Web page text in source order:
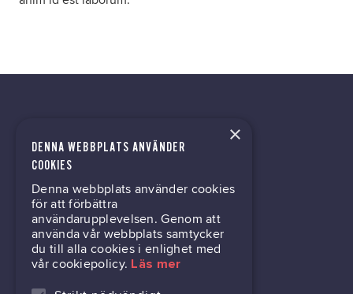
tech@hoy.se
031-63 64 80
Mölndalsvägen 30B
Box 24061
400 22 Göteborg
×
DENNA WEBBPLATS ANVÄNDER
COOKIES
Denna webbplats använder cookies
för att förbättra
användarupplevelsen. Genom att
använda vår webbplats samtycker
du till alla cookies i enlighet med
vår cookiepolicy. Läs mer